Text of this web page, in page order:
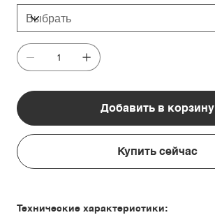
Добавить в корзину
Купить сейчас
Технические характеристики: